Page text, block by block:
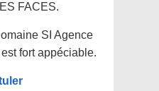
FACES.
SI Agence
fort appéciable.